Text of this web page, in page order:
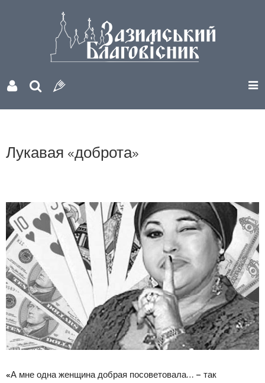
Лукавая «доброта»
«А мне одна женщина добрая посоветовала… – так